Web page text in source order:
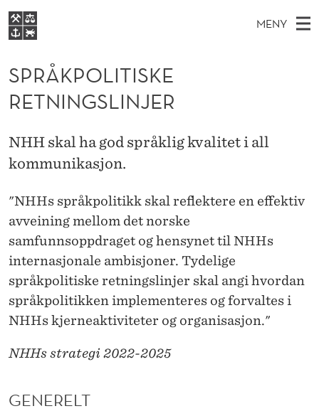
S
P
R
Å
K
P
O
L
T
S
K
E
E
MENY
O
V
E
D
M
N
Y
VIDEREUTDANNING
BIBLIOTEKET
Ø
K
N
E
S
T
E
D
Studier
Om NHH
Alumni
SPRÅKPOLITISKE
RETNINGSLINJER
NHH skal ha god språklig kvalitet i all
kommunikasjon.
"NHHs språkpolitikk skal reflektere en effektiv
avveining mellom det norske
samfunnsoppdraget og hensynet til NHHs
internasjonale ambisjoner. Tydelige
språkpolitiske retningslinjer skal angi hvordan
språkpolitikken implementeres og forvaltes i
NHHs kjerneaktiviteter og organisasjon."
NHHs strategi 2022-2025
GENERELT